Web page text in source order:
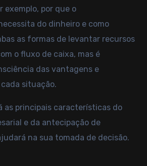
exemplo, por que o
do dinheiro e como
as formas de levantar recursos
o fluxo de caixa, mas é
das vantagens e
situação.
as principais características do
e da antecipação de
na sua tomada de decisão.